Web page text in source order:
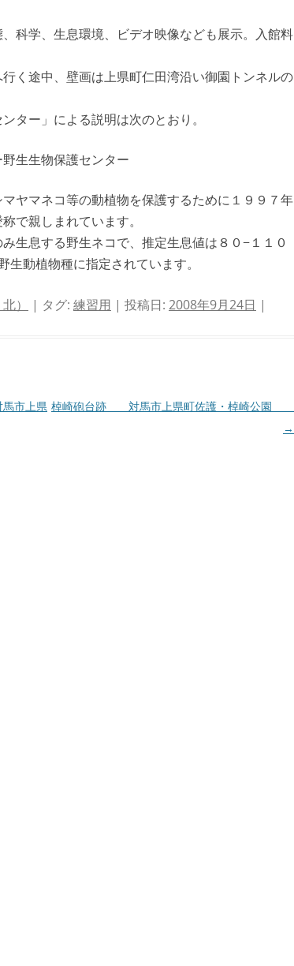
科学、生息環境、ビデオ映像なども展示。入館料
く途中、壁画は上県町仁田湾沿い御園トンネルの
ター」による説明は次のとおり。
生生物保護センター
ヤマネコ等の動植物を保護するために１９９７年
で親しまれています。
生息する野生ネコで、推定生息値は８０−１１０
動植物種に指定されています。
） | タグ: 練習用 | 投稿日: 2008年9月24日 |
市上県 棹崎砲台跡 対馬市上県町佐護・棹崎公園
→